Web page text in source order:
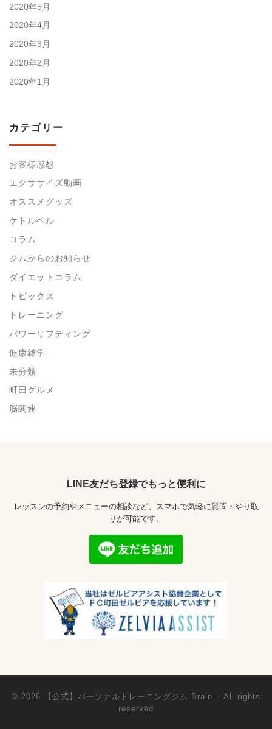
2020年5月
2020年4月
2020年3月
2020年2月
2020年1月
カテゴリー
お客様感想
エクササイズ動画
オススメグッズ
ケトルベル
コラム
ジムからのお知らせ
ダイエットコラム
トピックス
トレーニング
パワーリフティング
健康雑学
未分類
町田グルメ
脳関連
LINE友だち登録でもっと便利に
レッスンの予約やメニューの相談など、スマホで気軽に質問・やり取
りが可能です。
© 2026 【公式】パーソナルトレーニングジム Brain – All rights
reserved